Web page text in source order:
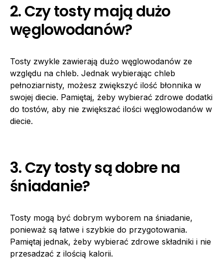
2. Czy tosty mają dużo
węglowodanów?
Tosty zwykle zawierają dużo węglowodanów ze
względu na chleb. Jednak wybierając chleb
pełnoziarnisty, możesz zwiększyć ilość błonnika w
swojej diecie. Pamiętaj, żeby wybierać zdrowe dodatki
do tostów, aby nie zwiększać ilości węglowodanów w
diecie.
3. Czy tosty są dobre na
śniadanie?
Tosty mogą być dobrym wyborem na śniadanie,
ponieważ są łatwe i szybkie do przygotowania.
Pamiętaj jednak, żeby wybierać zdrowe składniki i nie
przesadzać z ilością kalorii.